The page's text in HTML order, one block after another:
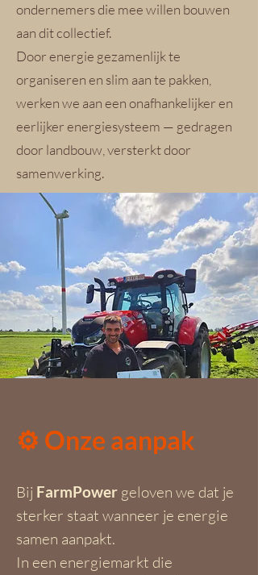
ondernemers die mee willen bouwen
aan dit collectief.
Door energie gezamenlijk te
organiseren en slim aan te pakken,
werken we aan een onafhankelijker en
eerlijker energiesysteem — gedragen
door landbouw, versterkt door
samenwerking.
⚙️ Onze aanpak
Bij FarmPower geloven we dat je
sterker staat wanneer je energie
samen aanpakt.
In een energiemarkt die